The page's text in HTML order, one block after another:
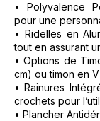
• Polyvalence
pour une
• Ridelles en
tout en assurant
• Options de
cm) ou timon en
• Rainures
crochets pour
• Plancher